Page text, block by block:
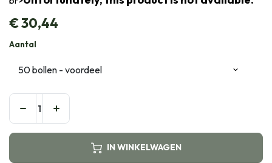
€30,44
Aantal
IN WINKELWAGEN